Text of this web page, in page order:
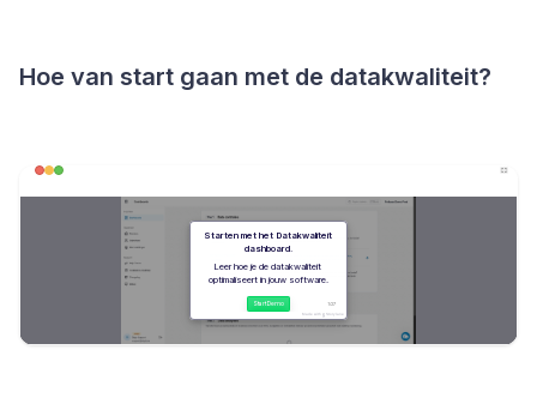
Hoe van start gaan met de datakwaliteit?